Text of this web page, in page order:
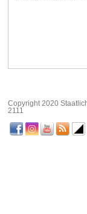
Copyright 2020
2111